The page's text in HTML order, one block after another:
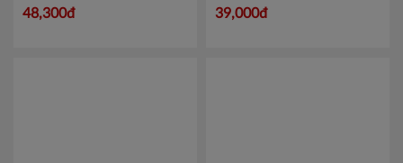
48,300đ
Mã 100765181
39,000đ